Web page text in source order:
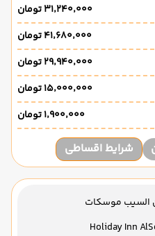
۳۱٬۲۴۰٬۰۰۰ تومان
۴۱٬۶۸۰٬۰۰۰ تومان
۲۹٬۹۴۰٬۰۰۰ تومان
۱۵٬۰۰۰٬۰۰۰ تومان
۱٬۹۰۰٬۰۰۰ تومان
شرایط اقساطی
السیب موسکات
Holiday Inn